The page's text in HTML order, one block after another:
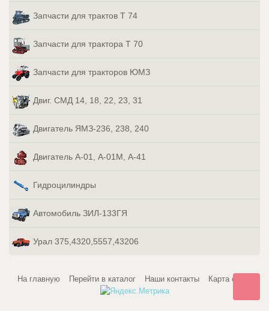
Запчасти для трактов Т 74
Запчасти для трактора Т 70
Запчасти для тракторов ЮМЗ
Двиг. СМД 14, 18, 22, 23, 31
Двигатель ЯМЗ-236, 238, 240
Двигатель А-01, А-01М, А-41
Гидроцилиндры
Автомобиль ЗИЛ-133ГЯ
Урал 375,4320,5557,43206
На главную Перейти в каталог Наши контакты Карта сайта